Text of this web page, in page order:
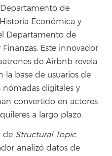
de
Económica y
Departamento de
Este innovador
de Airbnb revela
base de usuarios de
digitales y
convertido en actores
a largo plazo.
de Structural Topic
analizó datos de